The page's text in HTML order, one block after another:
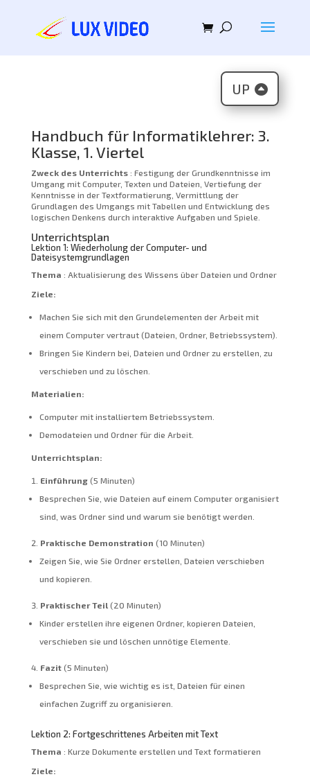
UP
Handbuch für Informatiklehrer: 3.
Klasse, 1. Viertel
Zweck des Unterrichts: Festigung der Grundkenntnisse im
Umgang mit Computer, Texten und Dateien, Vertiefung der
Kenntnisse in der Textformatierung, Vermittlung der
Grundlagen des Umgangs mit Tabellen und Entwicklung des
logischen Denkens durch interaktive Aufgaben und Spiele.
Unterrichtsplan
Lektion 1: Wiederholung der Computer- und
Dateisystemgrundlagen
Thema : Aktualisierung des Wissens über Dateien und Ordner
Ziele:
Machen Sie sich mit den Grundelementen der Arbeit mit
einem Computer vertraut (Dateien, Ordner, Betriebssystem).
Bringen Sie Kindern bei, Dateien und Ordner zu erstellen, zu
verschieben und zu löschen.
Materialien:
Computer mit installiertem Betriebssystem.
Demodateien und Ordner für die Arbeit.
Unterrichtsplan:
Einführung(5 Minuten)
Besprechen Sie, wie Dateien auf einem Computer organisiert
sind, was Ordner sind und warum sie benötigt werden.
Praktische Demonstration (10 Minuten)
Zeigen Sie, wie Sie Ordner erstellen, Dateien verschieben
und kopieren.
Praktischer Teil(20 Minuten)
Kinder erstellen ihre eigenen Ordner, kopieren Dateien,
verschieben sie und löschen unnötige Elemente.
Fazit(5 Minuten)
Besprechen Sie, wie wichtig es ist, Dateien für einen
einfachen Zugriff zu organisieren.
Lektion 2: Fortgeschrittenes Arbeiten mit Text
Thema : Kurze Dokumente erstellen und Text formatieren
Ziele: